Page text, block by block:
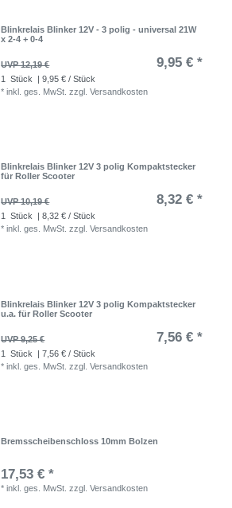
Blinkrelais Blinker 12V - 3 polig - universal 21W
x 2-4 + 0-4
UVP 12,19 € 9,95 € *
1 Stück
| 9,95 € / Stück
*inkl. ges. MwSt. zzgl.Versandkosten
Blinkrelais Blinker 12V 3 polig Kompaktstecker
für Roller Scooter
UVP 10,19 € 8,32 € *
1 Stück
| 8,32 € / Stück
*inkl. ges. MwSt. zzgl.Versandkosten
Blinkrelais Blinker 12V 3 polig Kompaktstecker
u.a. für Roller Scooter
UVP 9,25 € 7,56 € *
1 Stück
| 7,56 € / Stück
*inkl. ges. MwSt. zzgl.Versandkosten
Bremsscheibenschloss 10mm Bolzen
17,53 € *
*inkl. ges. MwSt. zzgl.Versandkosten